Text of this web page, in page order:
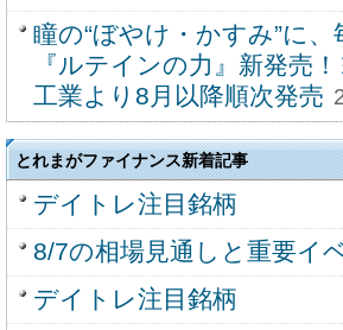
瞳の“ぼやけ・かすみ”に
『ルテインの力』新発売
工業より8月以降順次発売
とれまがファイナンス新着記事
デイトレ注目銘柄
8/7の相場見通しと重要イ
デイトレ注目銘柄